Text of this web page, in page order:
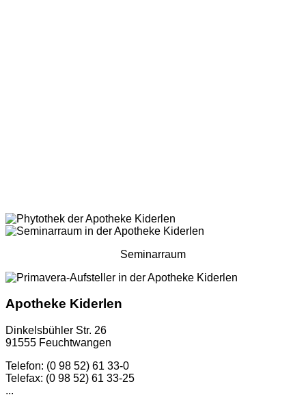
Seminarraum
Apotheke Kiderlen
Dinkelsbühler Str. 26
91555 Feuchtwangen
Telefon: (0 98 52) 61 33-0
Telefax: (0 98 52) 61 33-25
...